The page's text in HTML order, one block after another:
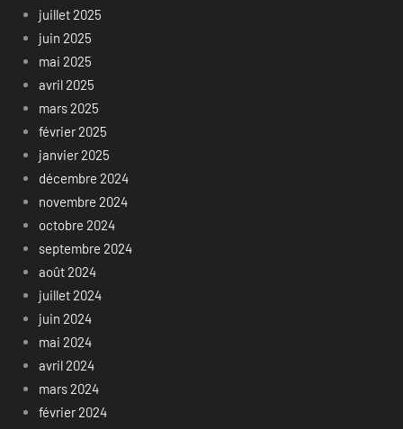
juillet 2025
juin 2025
mai 2025
avril 2025
mars 2025
février 2025
janvier 2025
décembre 2024
novembre 2024
octobre 2024
septembre 2024
août 2024
juillet 2024
juin 2024
mai 2024
avril 2024
mars 2024
février 2024